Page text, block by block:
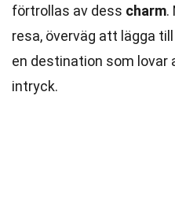
förtrollas av dess charm.
resa, överväg att lägga
en destination som
intryck.